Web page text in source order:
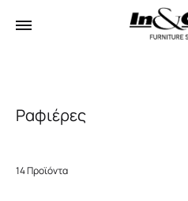
Ραφιέρες
14 Προϊόντα